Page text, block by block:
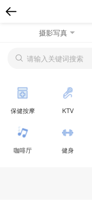
摄影写真
保健按摩 KTV
咖啡厅 健身